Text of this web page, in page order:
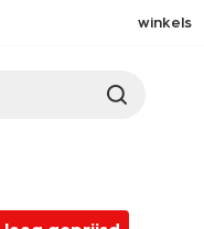
winkels